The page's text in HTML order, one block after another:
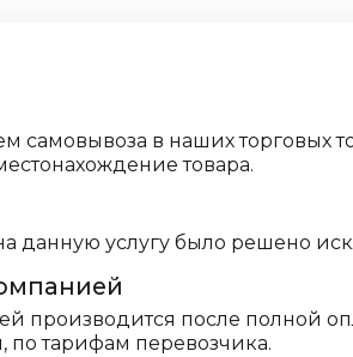
самовывоза в наших
товара.
данную услугу было решено
производится после полной
по тарифам перевозчика.